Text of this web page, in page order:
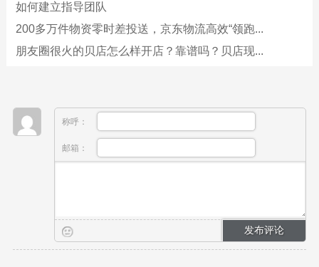
如何建立指导团队
200多万件物资零时差投送，京东物流高效“领跑...
朋友圈很火的贝店怎么样开店？靠谱吗？贝店现...
称呼：
邮箱：